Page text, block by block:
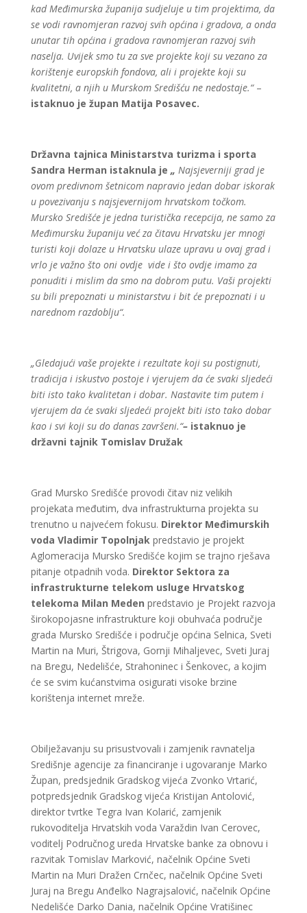
kad Međimurska županija sudjeluje u tim projektima, da
se vodi ravnomjeran razvoj svih općina i gradova, a onda
unutar tih općina i gradova ravnomjeran razvoj svih
naselja. Uvijek smo tu za sve projekte koji su vezano za
korištenje europskih fondova, ali i projekte koji su
kvalitetni, a njih u Murskom Središću ne nedostaje.“ –
istaknuo je župan Matija Posavec.
Državna tajnica Ministarstva turizma i sporta
Sandra Herman istaknula je „ Najsjeverniji grad je
ovom predivnom šetnicom napravio jedan dobar iskorak
u povezivanju s najsjevernijom hrvatskom točkom.
Mursko Središće je jedna turistička recepcija, ne samo za
Međimursku županiju već za čitavu Hrvatsku jer mnogi
turisti koji dolaze u Hrvatsku ulaze upravu u ovaj grad i
vrlo je važno što oni ovdje vide i što ovdje imamo za
ponuditi i mislim da smo na dobrom putu. Vaši projekti
su bili prepoznati u ministarstvu i bit će prepoznati i u
narednom razdoblju“.
„Gledajući vaše projekte i rezultate koji su postignuti,
tradicija i iskustvo postoje i vjerujem da će svaki sljedeći
biti isto tako kvalitetan i dobar. Nastavite tim putem i
vjerujem da će svaki sljedeći projekt biti isto tako dobar
kao i svi koji su do danas završeni.“– istaknuo je
državni tajnik Tomislav Družak
Grad Mursko Središće provodi čitav niz velikih
projekata međutim, dva infrastrukturna projekta su
trenutno u najvećem fokusu. Direktor Međimurskih
voda Vladimir Topolnjakpredstavio je projekt
Aglomeracija Mursko Središće kojim se trajno rješava
pitanje otpadnih voda. Direktor Sektora za
infrastrukturne telekom usluge Hrvatskog
telekoma Milan Meden predstavio je Projekt razvoja
širokopojasne infrastrukture koji obuhvaća područje
grada Mursko Središće i područje općina Selnica, Sveti
Martin na Muri, Štrigova, Gornji Mihaljevec, Sveti Juraj
na Bregu, Nedelišće, Strahoninec i Šenkovec, a kojim
će se svim kućanstvima osigurati visoke brzine
korištenja internet mreže.
Obilježavanju su prisustvovali i zamjenik ravnatelja
Središnje agencije za financiranje i ugovaranje Marko
Župan, predsjednik Gradskog vijeća Zvonko Vrtarić,
potpredsjednik Gradskog vijeća Kristijan Antolović,
direktor tvrtke Tegra Ivan Kolarić, zamjenik
rukovoditelja Hrvatskih voda Varaždin Ivan Cerovec,
voditelj Područnog ureda Hrvatske banke za obnovu i
razvitak Tomislav Marković, načelnik Općine Sveti
Martin na Muri Dražen Crnčec, načelnik Općine Sveti
Juraj na Bregu Anđelko Nagrajsalović, načelnik Općine
Nedelišće Darko Dania, načelnik Općine Vratišinec